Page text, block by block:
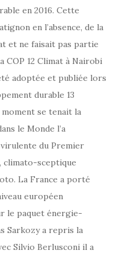
en 2016. Cette
en l’absence, de la
et ne faisait pas partie
COP 12 Climat à Nairobi
adoptée et publiée lors
durable 13
moment se tenait la
le Monde l’a
du Premier
climato-sceptique
La France a porté
européen
le paquet énergie-
Sarkozy a repris la
Silvio Berlusconi il a